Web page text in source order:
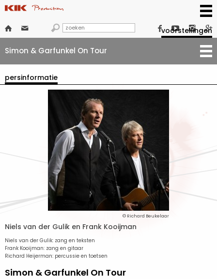
      
voorstellingen
Simon & Garfunkel On Tour
persinformatie
© Richard Beukelaar
Niels van der Gulik en Frank Kooijman
Niels van der Gulik: zang en teksten
Frank Kooijman: zang en gitaar
Richard Heijerman: percussie en toetsen
Simon & Garfunkel On Tour